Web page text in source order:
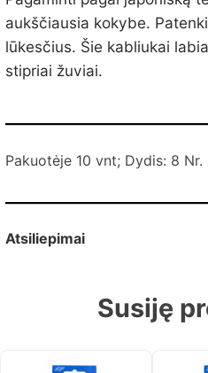
aukščiausia kokybe.
lūkesčius. Šie kabliukai
stipriai žuviai.
Pakuotėje 10 vnt; Dydis: 8 Nr.
Atsiliepimai
Susiję